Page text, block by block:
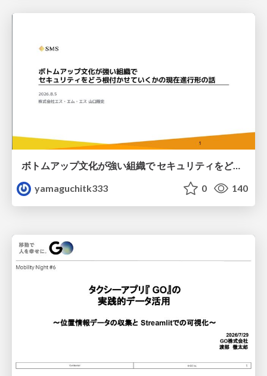
ボトムアップ文化が強い組織で セキュリティをどう根付かせていくかの現在進行形の話 / Making Security Stick in a Bottom-Up Organization
yamaguchitk333
0 140